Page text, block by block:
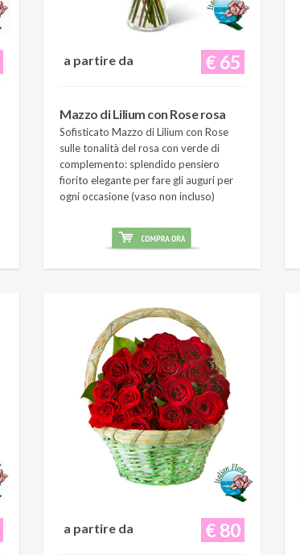
€ 65
a partire da
Mazzo di Lilium con Rose rosa
Sofisticato Mazzo di Lilium con Rose
sulle tonalità del rosa con verde di
complemento: splendido pensiero
fiorito elegante per fare gli auguri per
ogni occasione (vaso non incluso)
€ 80
a partire da